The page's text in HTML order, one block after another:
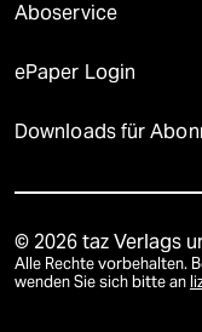
Aboservice
ePaper Login
Downloads für
© 2026 taz Verlags
Alle Rechte vorbehalten.
wenden Sie sich bitte an